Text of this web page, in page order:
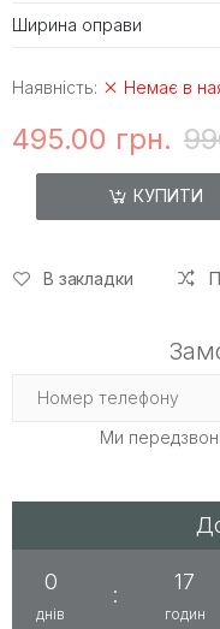
Ширина оправи
Наявність: Немає в
495.00 грн.
КУПИТИ
В закладки
Ми
0
днів
:
17
годин